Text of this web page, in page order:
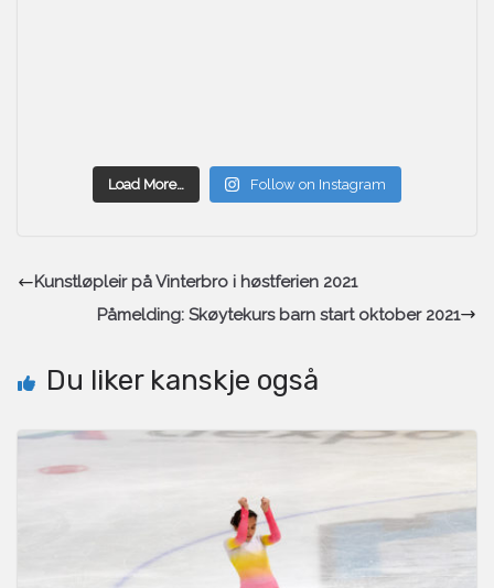
Load More… Follow on Instagram
Kunstløpleir på Vinterbro i høstferien 2021
Påmelding: Skøytekurs barn start oktober 2021
Du liker kanskje også